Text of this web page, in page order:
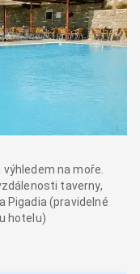
na moře.
taverny,
Pigadia (pravidelné
hotelu)